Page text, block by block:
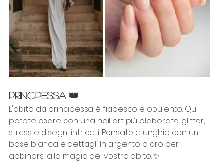
PRINCIPESSA 👑
L'abito da principessa è fiabesco e opulento. Qui
potete osare con una nail art più elaborata: glitter,
strass e disegni intricati. Pensate a unghie con un
base bianca e dettagli in argento o oro per
abbinarsi alla magia del vostro abito. ✨